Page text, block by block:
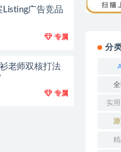
Listing广告竞品
专属
老师双核打法
专属
分
实